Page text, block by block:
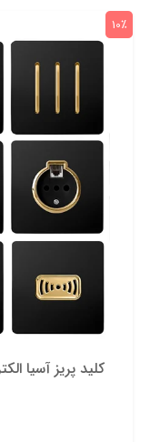
کلید پریز آسیا
10٪